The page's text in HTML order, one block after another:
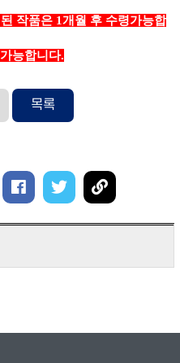
작품은 1개월 후수령가능합
능합니다.
목록